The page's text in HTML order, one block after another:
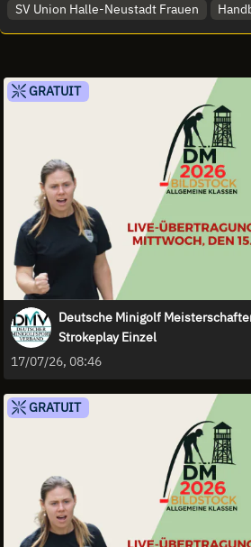
SV Union Halle-Neustadt Frauen
GRATUIT
Deutsche Minigolf
Strokeplay Einzel
17/07/26, 08:46
GRATUIT